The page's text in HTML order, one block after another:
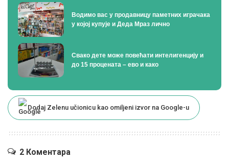
Водимо вас у продавницу паметних играчака
у којој купује и Деда Мраз лично
Свако дете може повећати интелигенцију и
до 15 процената – ево и како
Dodaj Zelenu učionicu kao omiljeni izvor na Google-u
2 Коментара